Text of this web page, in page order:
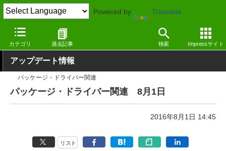
Powered by Translate
カテゴリ 過去記事 検索 Impressサイト
窓の杜 その他の話題 アップデート
アップデート情報
パッケージ・ドライバー関連
パッケージ・ドライバー関連 8月1日
2016年8月1日 14:45
リスト